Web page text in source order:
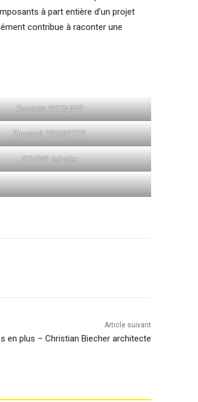
à part entière d’un projet
contribue à raconter une
Console PICOLINO
Fauteuil CROISETTE
STUDIE teintée
Article suivant
en plus – Christian Biecher architecte